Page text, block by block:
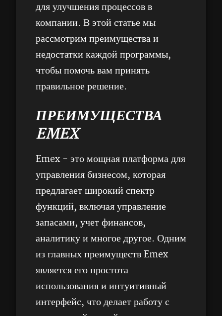
для улучшения процессов в
компании. В этой статье мы
рассмотрим преимущества и
недостатки каждой программы,
чтобы помочь вам принять
правильное решение.
ПРЕИМУЩЕСТВА
EMEX
Emex - это мощная платформа для
управления бизнесом, которая
предлагает широкий спектр
функций, включая управление
запасами, учет финансов,
аналитику и многое другое. Одним
из главных преимуществ Emex
является его простота
использования и интуитивный
интерфейс, что делает работу с